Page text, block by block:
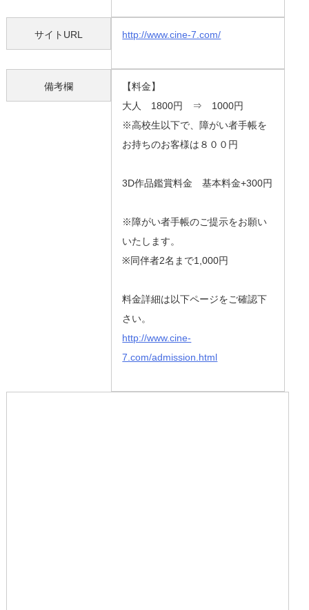
サイトURL http://www.cine-7.com/
備考欄
【料金】
大人 1800円 ⇒ 1000円
※高校生以下で、障がい者手帳を
お持ちのお客様は８００円
3D作品鑑賞料金 基本料金+300円
※障がい者手帳のご提示をお願い
いたします。
※同伴者2名まで1,000円
料金詳細は以下ページをご確認下
さい。
http://www.cine-
7.com/admission.html